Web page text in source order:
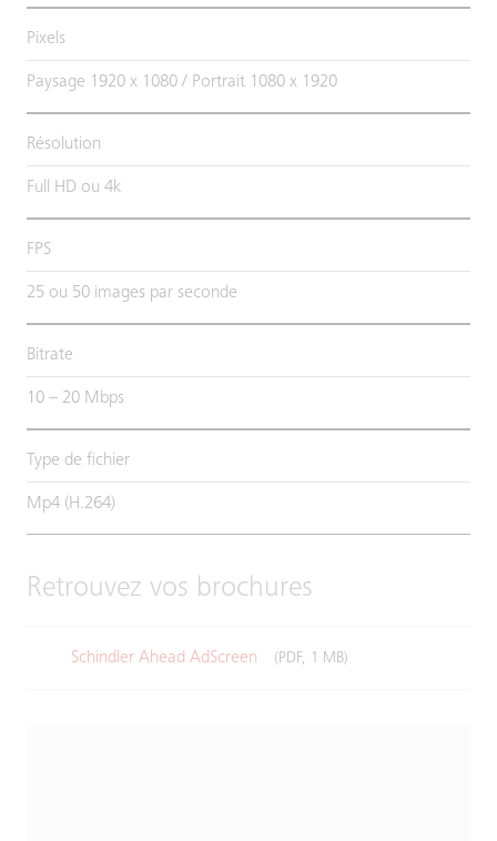
Pixels
Paysage 1920 x 1080 / Portrait 1080 x 1920
Résolution
Full HD ou 4k
FPS
25 ou 50 images par seconde
Bitrate
10 – 20 Mbps
Type de fichier
Mp4 (H.264)
Retrouvez vos brochures
Schindler Ahead AdScreen (PDF, 1 MB)